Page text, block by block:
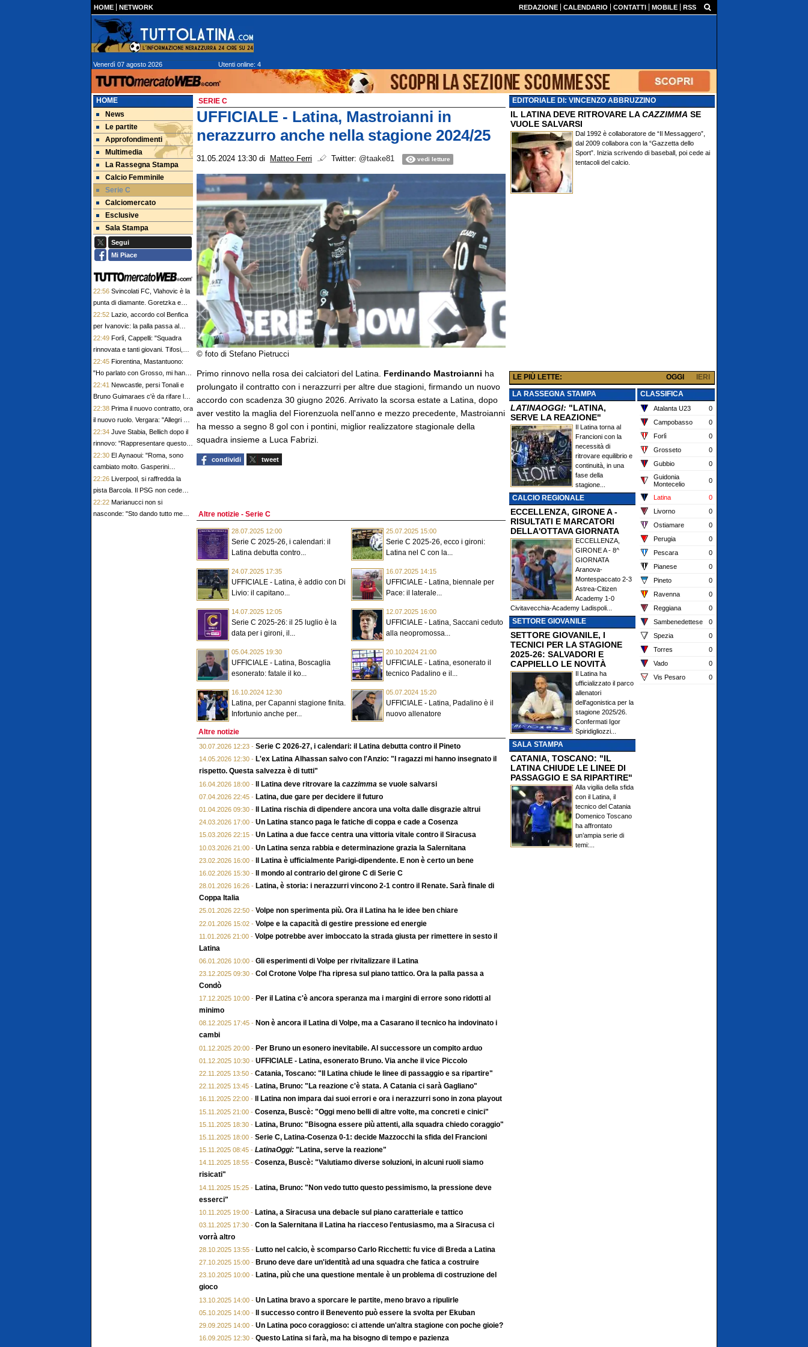
HOME NETWORK REDAZIONE CALENDARIO CONTATTI MOBILE RSS
Venerdì 07 agosto 2026 Utenti online: 4
HOME
News
Le partite
Approfondimenti
Multimedia
La Rassegna Stampa
Calcio Femminile
Serie C
Calciomercato
Esclusive
Sala Stampa
Segui
Mi Piace
22:56 Svincolati FC, Vlahovic è la
punta di diamante. Goretzka e
Kessie i centrocampisti top
22:52 Lazio, accordo col Benfica
per Ivanovic: la palla passa al
giocatore, c'è anche il Lens
22:49 Forlì, Cappelli: "Squadra
rinnovata e tanti giovani. Tifosi,
accompagnateci in questa
stagione"
22:45 Fiorentina, Mastantuono:
"Ho parlato con Grosso, mi hanno
convinto gli argentini ex viola"
22:41 Newcastle, persi Tonali e
Bruno Guimaraes c'è da rifare la
mediana. Idea Hojbjerg
22:38 Prima il nuovo contratto, ora
il nuovo ruolo. Vergara: "Allegri mi
sta provando da mezzala"
22:34 Juve Stabia, Bellich dopo il
rinnovo: "Rappresentare questo
club è una responsabilità"
22:30 El Aynaoui: "Roma, sono
cambiato molto. Gasperini
esigente, spero il meglio per
Pellegrini"
22:26 Liverpool, si raffredda la
pista Barcola. Il PSG non cede
per meno di 160 milioni
22:22 Marianucci non si
nasconde: "Sto dando tutto me
SERIE C
UFFICIALE - Latina, Mastroianni in
nerazzurro anche nella stagione 2024/25
31.05.2024 13:30 di Matteo Ferri Twitter: @taake81 vedi letture
© foto di Stefano Pietrucci
Primo rinnovo nella rosa dei calciatori del Latina. Ferdinando Mastroianni ha
prolungato il contratto con i nerazzurri per altre due stagioni, firmando un nuovo
accordo con scadenza 30 giugno 2026. Arrivato la scorsa estate a Latina, dopo
aver vestito la maglia del Fiorenzuola nell'anno e mezzo precedente, Mastroianni
ha messo a segno 8 gol con i pontini, miglior realizzatore stagionale della
squadra insieme a Luca Fabrizi.
condividi tweet
Altre notizie - Serie C
28.07.2025 12:00
Serie C 2025-26, i calendari: il
Latina debutta contro...
25.07.2025 15:00
Serie C 2025-26, ecco i gironi:
Latina nel C con la...
24.07.2025 17:35
UFFICIALE - Latina, è addio con Di
Livio: il capitano...
16.07.2025 14:15
UFFICIALE - Latina, biennale per
Pace: il laterale...
14.07.2025 12:05
Serie C 2025-26: il 25 luglio è la
data per i gironi, il...
12.07.2025 16:00
UFFICIALE - Latina, Saccani ceduto
alla neopromossa...
05.04.2025 19:30
UFFICIALE - Latina, Boscaglia
esonerato: fatale il ko...
20.10.2024 21:00
UFFICIALE - Latina, esonerato il
tecnico Padalino e il...
16.10.2024 12:30
Latina, per Capanni stagione finita.
Infortunio anche per...
05.07.2024 15:20
UFFICIALE - Latina, Padalino è il
nuovo allenatore
Altre notizie
30.07.2026 12:23 - Serie C 2026-27, i calendari: il Latina debutta contro il Pineto
14.05.2026 12:30 - L'ex Latina Alhassan salvo con l'Anzio: "I ragazzi mi hanno insegnato il
rispetto. Questa salvezza è di tutti"
16.04.2026 18:00 - Il Latina deve ritrovare la cazzimma se vuole salvarsi
07.04.2026 22:45 - Latina, due gare per decidere il futuro
01.04.2026 09:30 - Il Latina rischia di dipendere ancora una volta dalle disgrazie altrui
24.03.2026 17:00 - Un Latina stanco paga le fatiche di coppa e cade a Cosenza
15.03.2026 22:15 - Un Latina a due facce centra una vittoria vitale contro il Siracusa
10.03.2026 21:00 - Un Latina senza rabbia e determinazione grazia la Salernitana
23.02.2026 16:00 - Il Latina è ufficialmente Parigi-dipendente. E non è certo un bene
16.02.2026 15:30 - Il mondo al contrario del girone C di Serie C
28.01.2026 16:26 - Latina, è storia: i nerazzurri vincono 2-1 contro il Renate. Sarà finale di
Coppa Italia
25.01.2026 22:50 - Volpe non sperimenta più. Ora il Latina ha le idee ben chiare
22.01.2026 15:02 - Volpe e la capacità di gestire pressione ed energie
11.01.2026 21:00 - Volpe potrebbe aver imboccato la strada giusta per rimettere in sesto il
Latina
06.01.2026 10:00 - Gli esperimenti di Volpe per rivitalizzare il Latina
23.12.2025 09:30 - Col Crotone Volpe l'ha ripresa sul piano tattico. Ora la palla passa a
Condò
17.12.2025 10:00 - Per il Latina c'è ancora speranza ma i margini di errore sono ridotti al
minimo
08.12.2025 17:45 - Non è ancora il Latina di Volpe, ma a Casarano il tecnico ha indovinato i
cambi
01.12.2025 20:00 - Per Bruno un esonero inevitabile. Al successore un compito arduo
01.12.2025 10:30 - UFFICIALE - Latina, esonerato Bruno. Via anche il vice Piccolo
22.11.2025 13:50 - Catania, Toscano: "Il Latina chiude le linee di passaggio e sa ripartire"
22.11.2025 13:45 - Latina, Bruno: "La reazione c'è stata. A Catania ci sarà Gagliano"
16.11.2025 22:00 - Il Latina non impara dai suoi errori e ora i nerazzurri sono in zona playout
15.11.2025 21:00 - Cosenza, Buscè: "Oggi meno belli di altre volte, ma concreti e cinici"
15.11.2025 18:30 - Latina, Bruno: "Bisogna essere più attenti, alla squadra chiedo coraggio"
15.11.2025 18:00 - Serie C, Latina-Cosenza 0-1: decide Mazzocchi la sfida del Francioni
15.11.2025 08:45 - LatinaOggi: "Latina, serve la reazione"
14.11.2025 18:55 - Cosenza, Buscè: "Valutiamo diverse soluzioni, in alcuni ruoli siamo
risicati"
14.11.2025 15:25 - Latina, Bruno: "Non vedo tutto questo pessimismo, la pressione deve
esserci"
10.11.2025 19:00 - Latina, a Siracusa una debacle sul piano caratteriale e tattico
03.11.2025 17:30 - Con la Salernitana il Latina ha riacceso l'entusiasmo, ma a Siracusa ci
vorrà altro
28.10.2025 13:55 - Lutto nel calcio, è scomparso Carlo Ricchetti: fu vice di Breda a Latina
27.10.2025 15:00 - Bruno deve dare un'identità ad una squadra che fatica a costruire
23.10.2025 10:00 - Latina, più che una questione mentale è un problema di costruzione del
gioco
13.10.2025 14:00 - Un Latina bravo a sporcare le partite, meno bravo a ripulirle
05.10.2025 14:00 - Il successo contro il Benevento può essere la svolta per Ekuban
29.09.2025 14:00 - Un Latina poco coraggioso: ci attende un'altra stagione con poche gioie?
16.09.2025 12:30 - Questo Latina si farà, ma ha bisogno di tempo e pazienza
EDITORIALE DI: VINCENZO ABBRUZZINO
IL LATINA DEVE RITROVARE LACAZZIMMA SE
VUOLE SALVARSI
Dal 1992 è collaboratore de “Il Messaggero”,
dal 2009 collabora con la “Gazzetta dello
Sport”. Inizia scrivendo di baseball, poi cede ai
tentacoli del calcio.
LE PIÙ LETTE: IERI
OGGI
LA RASSEGNA STAMPA
LATINAOGGI: "LATINA,
SERVE LA REAZIONE"
Il Latina torna al
Francioni con la
necessità di
ritrovare equilibrio e
continuità, in una
fase della
stagione...
CALCIO REGIONALE
ECCELLENZA, GIRONE A -
RISULTATI E MARCATORI
DELLA'OTTAVA GIORNATA
ECCELLENZA,
GIRONE A - 8^
GIORNATA
Aranova-
Montespaccato 2-3
Astrea-Citizen
Academy 1-0
Civitavecchia-Academy Ladispoli...
SETTORE GIOVANILE
SETTORE GIOVANILE, I
TECNICI PER LA STAGIONE
2025-26: SALVADORI E
CAPPIELLO LE NOVITÀ
Il Latina ha
ufficializzato il parco
allenatori
dell'agonistica per la
stagione 2025/26.
Confermati Igor
Spiridigliozzi...
SALA STAMPA
CATANIA, TOSCANO: "IL
LATINA CHIUDE LE LINEE DI
PASSAGGIO E SA RIPARTIRE"
Alla vigilia della sfida
con il Latina, il
tecnico del Catania
Domenico Toscano
ha affrontato
un’ampia serie di
temi:...
CLASSIFICA
Atalanta U23
0
Campobasso
0
Forlì
0
Grosseto
0
Gubbio
0
Guidonia
Montecelio
0
Latina
0
Livorno
0
Ostiamare
0
Perugia
0
Pescara
0
Pianese
0
Pineto
0
Ravenna
0
Reggiana
0
Sambenedettese
0
Spezia
0
Torres
0
Vado
0
Vis Pesaro
0